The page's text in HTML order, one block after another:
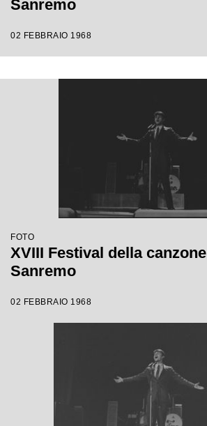
Sanremo
02 FEBBRAIO 1968
FOTO
XVIII Festival della
Sanremo
02 FEBBRAIO 1968